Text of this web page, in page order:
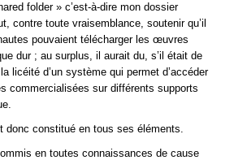
folder » c’est-à-dire mon dossier
contre toute vraisemblance, soutenir qu’il
pouvaient télécharger les œuvres
dur ; au surplus, il aurait du, s’il était de
licéité d’un système qui permet d’accéder
commercialisées sur différents supports
donc constitué en tous ses éléments.
en toutes connaissances de cause